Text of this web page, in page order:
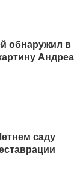
обнаружил в
Андреа
саду